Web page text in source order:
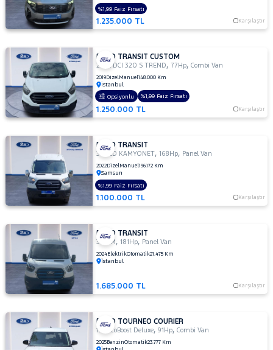
1.235.000 TL Karşılaştır
%1,99 Faiz Fırsatı
FORD TRANSIT CUSTOM
2.0 TDCI 320 S TREND,77Hp,Combi Van
2019DizelManuel148.000 Km
İstanbul
1.250.000 TL Karşılaştır
Opsiyonlu %1,99 Faiz Fırsatı
FORD TRANSIT
350ED KAMYONET,168Hp, Panel Van
2022DizelManuel196.172 Km
Samsun
1.100.000 TL Karşılaştır
%1,99 Faiz Fırsatı
FORD TRANSIT
350 M ,181Hp, Panel Van
2024ElektrikOtomatik21.475 Km
İstanbul
1.685.000 TL Karşılaştır
FORD TOURNEO COURIER
1.0 EcoBoost Deluxe,91Hp,Combi Van
2025BenzinOtomatik23.777 Km